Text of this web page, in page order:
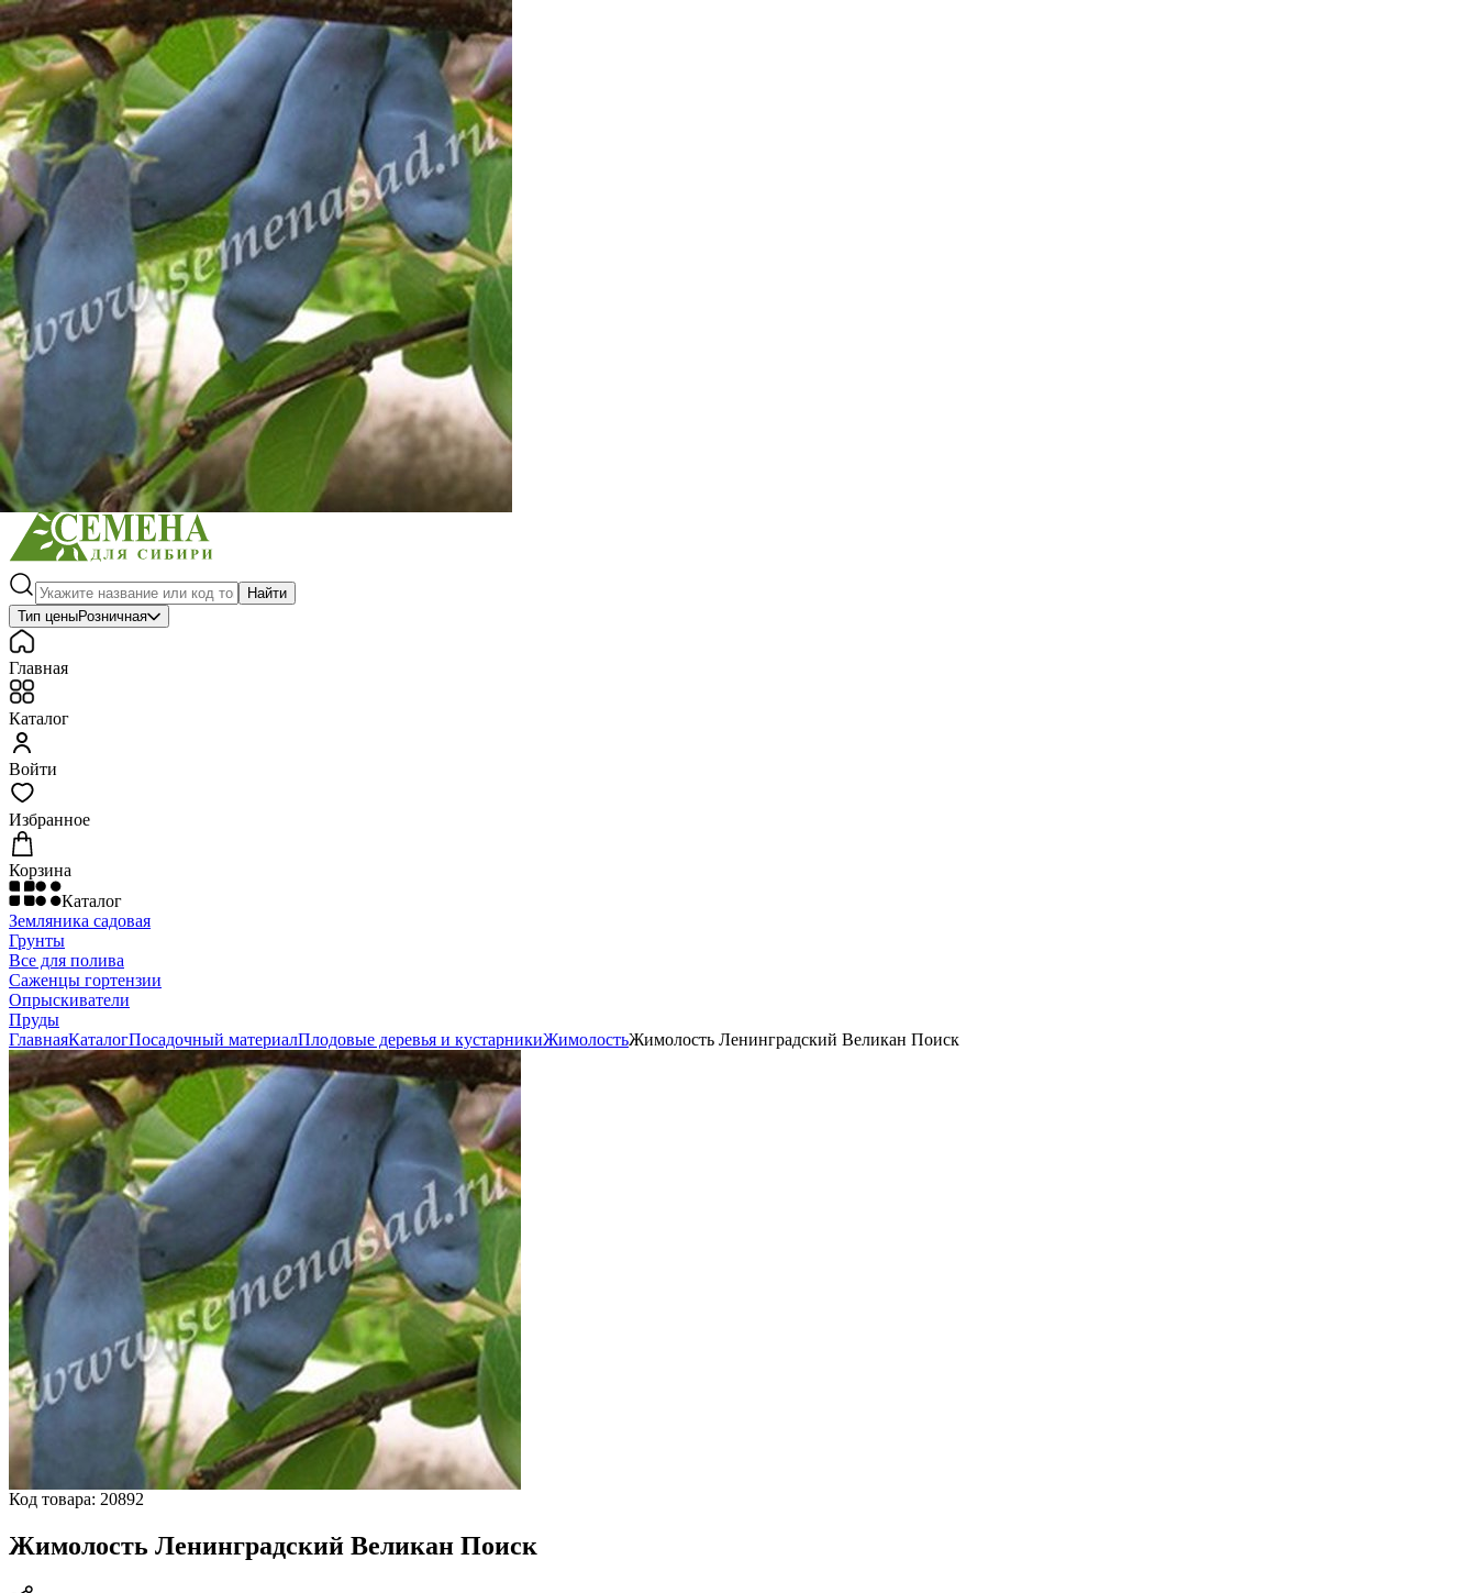
Выберите город
Обратный звонок Заказать обратный звонок
Каталог
Семена
Грунты
Газонные травы, сидераты
Горшки, рассадники, аксессуары
Посадочный материал
Садовый инструмент, инвентарь
Консервирование
Средства защиты, удобрения, добавки, химия
Обустройство сада, декор
Найти
Тип ценыРозничная
Главная
Каталог
Войти
Избранное
Корзина
Каталог
Земляника садовая
Грунты
Все для полива
Саженцы гортензии
Опрыскиватели
Пруды
ГлавнаяКаталогПосадочный материалПлодовые деревья и кустарникиЖимолостьЖимолость Ленинградский Великан Поиск
Код товара: 20892
Жимолость Ленинградский Великан Поиск